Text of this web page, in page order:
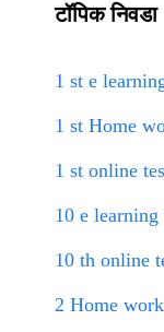
टॉपिक निवडा
1 st e
1 st Home
1 st online
10 e
10 th online
2 Home work